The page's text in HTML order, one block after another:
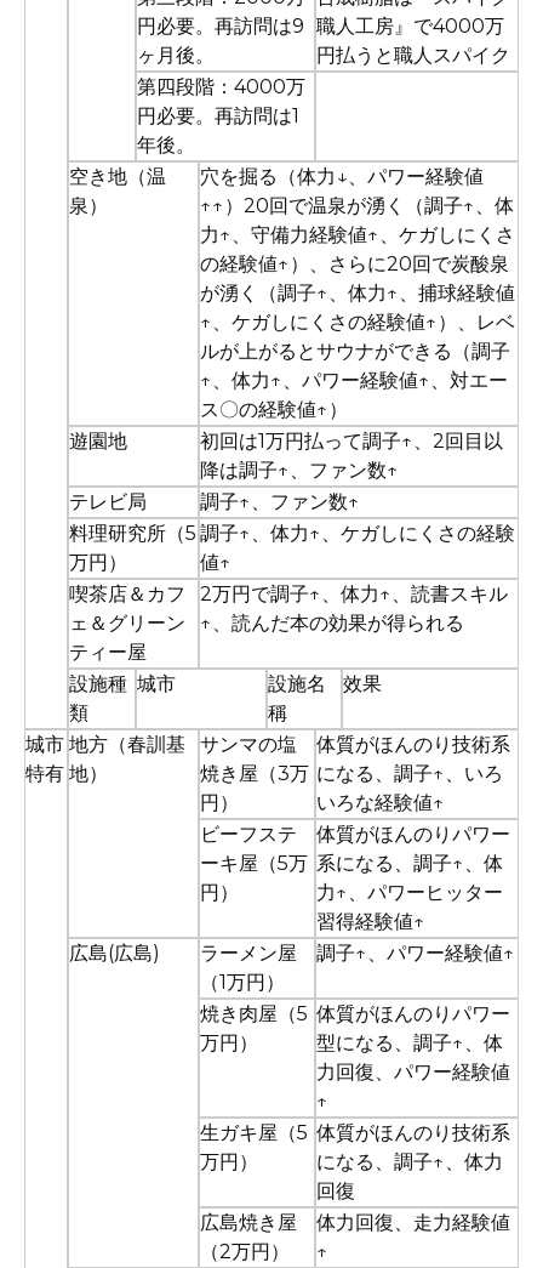
円必要。再訪問は9
ヶ月後。
職人工房』で4000万
円払うと職人スパイク
第四段階：4000万
円必要。再訪問は1
年後。
空き地（温
泉）
穴を掘る（体力↓、パワー経験値
↑↑）20回で温泉が湧く（調子↑、体
力↑、守備力経験値↑、ケガしにくさ
の経験値↑）、さらに20回で炭酸泉
が湧く（調子↑、体力↑、捕球経験値
↑、ケガしにくさの経験値↑）、レベ
ルが上がるとサウナができる（調子
↑、体力↑、パワー経験値↑、対エー
ス〇の経験値↑）
遊園地
初回は1万円払って調子↑、2回目以
降は調子↑、ファン数↑
テレビ局
調子↑、ファン数↑
料理研究所（5
万円）
調子↑、体力↑、ケガしにくさの経験
値↑
喫茶店＆カフ
ェ＆グリーン
ティー屋
2万円で調子↑、体力↑、読書スキル
↑、読んだ本の効果が得られる
設施種
類
城市
設施名
稱
效果
城市
特有
地方（春訓基
地）
サンマの塩
焼き屋（3万
円）
体質がほんのり技術系
になる、調子↑、いろ
いろな経験値↑
ビーフステ
ーキ屋（5万
円）
体質がほんのりパワー
系になる、調子↑、体
力↑、パワーヒッター
習得経験値↑
広島(広島)
ラーメン屋
（1万円）
調子↑、パワー経験値↑
焼き肉屋（5
万円）
体質がほんのりパワー
型になる、調子↑、体
力回復、パワー経験値
↑
生ガキ屋（5
万円）
体質がほんのり技術系
になる、調子↑、体力
回復
広島焼き屋
（2万円）
体力回復、走力経験値
↑